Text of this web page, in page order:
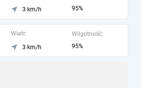
3 km/h
95%
Wiatr:
3 km/h
Wilgotność:
95%